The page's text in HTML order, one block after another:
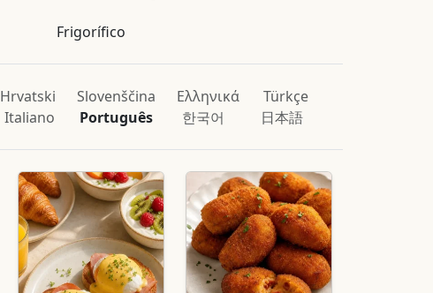
Frigorífico
Hrvatski Slovenščina Ελληνικά
Türkçe
Italiano Português 한국어 日本語